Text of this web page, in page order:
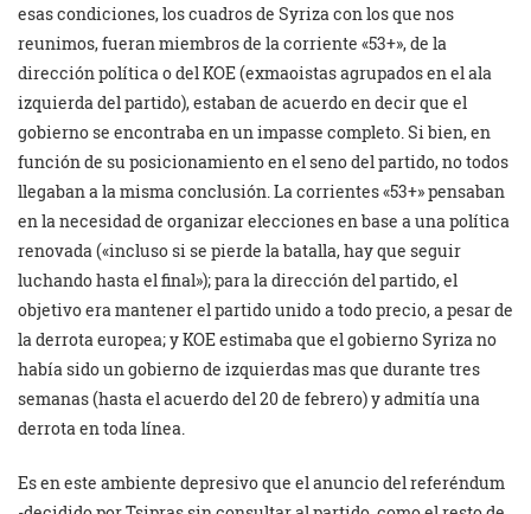
esas condiciones, los cuadros de Syriza con los que nos
reunimos, fueran miembros de la corriente «53+», de la
dirección política o del KOE (exmaoistas agrupados en el ala
izquierda del partido), estaban de acuerdo en decir que el
gobierno se encontraba en un impasse completo. Si bien, en
función de su posicionamiento en el seno del partido, no todos
llegaban a la misma conclusión. La corrientes «53+» pensaban
en la necesidad de organizar elecciones en base a una política
renovada («incluso si se pierde la batalla, hay que seguir
luchando hasta el final»); para la dirección del partido, el
objetivo era mantener el partido unido a todo precio, a pesar de
la derrota europea; y KOE estimaba que el gobierno Syriza no
había sido un gobierno de izquierdas mas que durante tres
semanas (hasta el acuerdo del 20 de febrero) y admitía una
derrota en toda línea.
Es en este ambiente depresivo que el anuncio del referéndum